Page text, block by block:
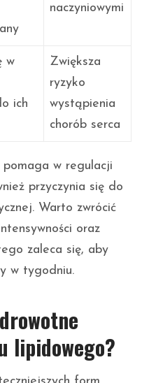
naczyniowymi
w
ich
Zwiększa
ryzyko
wystąpienia
chorób serca
w regulacji
przyczynia się do
Warto zwrócić
oraz
zaleca się, aby
w tygodniu.
lipidowego?